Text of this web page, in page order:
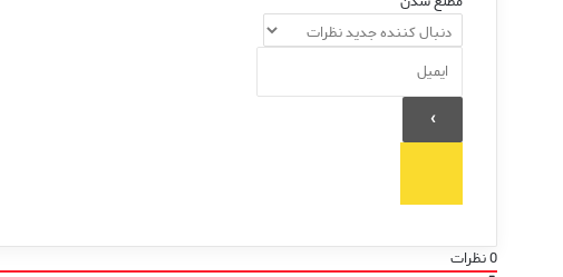
0نظرات